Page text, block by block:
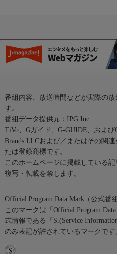
番組内容、放送時間などが実際の
す。
番組データ提供元：IPG Inc.
TiVo、Gガイド、G-GUIDE、およ
Brands LLCおよび／またはその関
たは登録商標です。
このホームページに掲載している
複写・転載を禁じます。
Official Program Data Mark（公式番
このマークは「Official Program
式情報である「SI(Service
のみ表記が許されているマークです